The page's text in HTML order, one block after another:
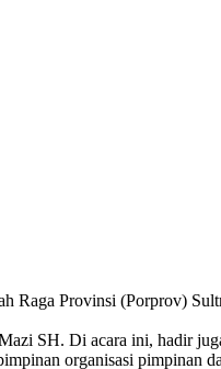
Raga Provinsi (Porprov)
SH. Di acara ini, hadir
organisasi pimpinan